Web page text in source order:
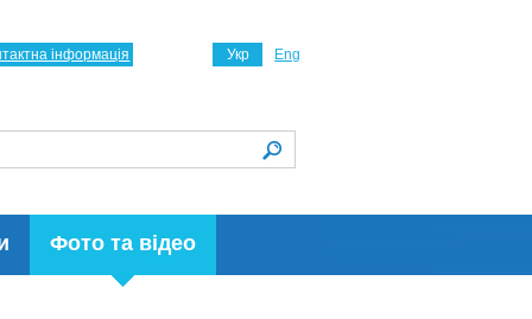
Фото та відео
Укр Eng
інформація